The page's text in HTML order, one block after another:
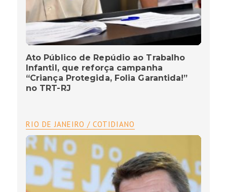
Ato Público de Repúdio ao Trabalho
Infantil, que reforça campanha
“Criança Protegida, Folia Garantida!”
no TRT-RJ
RIO DE JANEIRO / COTIDIANO